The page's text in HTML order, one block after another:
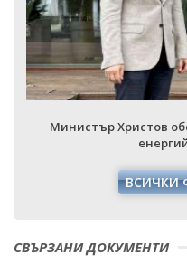
Министър Христов
ВСИЧКИ
СВЪРЗАНИ ДОКУМЕНТИ